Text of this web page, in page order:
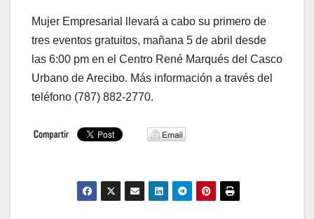
Mujer Empresarial llevará a cabo su primero de
tres eventos gratuitos, mañana 5 de abril desde
las 6:00 pm en el Centro René Marqués del Casco
Urbano de Arecibo. Más información a través del
teléfono (787) 882-2770.